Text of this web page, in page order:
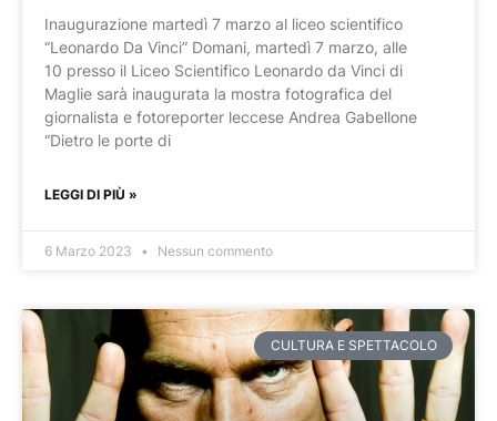
Inaugurazione martedì 7 marzo al liceo scientifico
“Leonardo Da Vinci” Domani, martedì 7 marzo, alle
10 presso il Liceo Scientifico Leonardo da Vinci di
Maglie sarà inaugurata la mostra fotografica del
giornalista e fotoreporter leccese Andrea Gabellone
“Dietro le porte di
LEGGI DI PIÙ »
6 Marzo 2023 Nessun commento
CULTURA E SPETTACOLO